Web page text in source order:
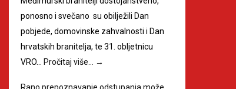
ponosno i svečano su obilježili Dan
pobjede, domovinske zahvalnosti i Dan
hrvatskih branitelja, te 31. obljetnicu
VRO… Pročitaj više… →
Rano prepoznavanje odstupanja može